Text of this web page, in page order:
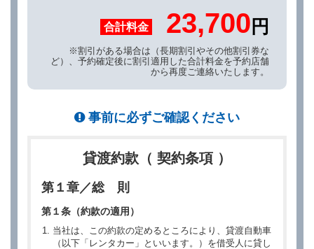
合計料金 23,700 円
※割引がある場合は（長期割引やその他割引券な
ど）、予約確定後に割引適用した合計料金を予約店舗
から再度ご連絡いたします。
事前に必ずご確認ください
貸渡約款（ 契約条項 ）
第１章／総 則
第１条（約款の適用）
当社は、この約款の定めるところにより、貸渡自動車
（以下「レンタカー」といいます。）を借受人に貸し